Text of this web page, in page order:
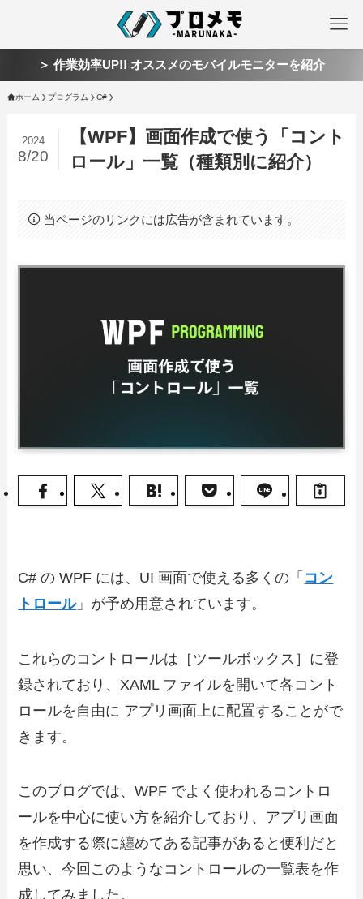
＞ 作業効率UP!! オススメのモバイルモニターを紹介
ホーム プログラム C#
【WPF】画面作成で使う「コント
ロール」一覧（種類別に紹介）
2024
8/20
当ページのリンクには広告が含まれています。
C# の WPF には、UI 画面で使える多くの「 コン
トロール」が予め用意されています。
これらのコントロールは［ツールボックス］に登
録されており、XAML ファイルを開いて各コント
ロールを自由に アプリ画面上に配置することがで
きます。
このブログでは、WPF でよく使われるコントロ
ールを中心に使い方を紹介しており、アプリ画面
を作成する際に纏めてある記事があると便利だと
思い、今回このようなコントロールの一覧表を作
成してみました。